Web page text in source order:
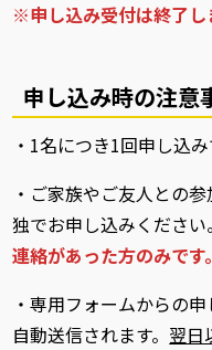
※申し込み受付は終了し
申し込み時の注意
・1名につき1回申し込み
・ご家族やご友人との
独でお申し込みください
連絡があった方のみです
・専用フォームからの
自動送信されます。 翌日